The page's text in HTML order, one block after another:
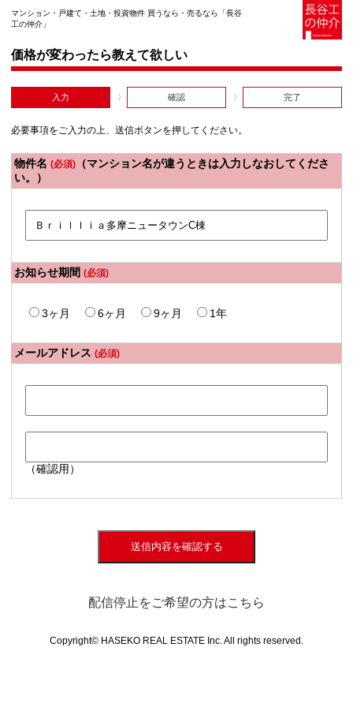
マンション・戸建て・土地・投資物件 買うなら・売るなら「長谷
工の仲介」
価格が変わったら教えて欲しい
入力 確認 完了
必要事項をご入力の上、送信ボタンを押してください。
物件名 (必須) （マンション名が違うときは入力しなおしてくださ
い。）
お知らせ期間 (必須)
3ヶ月 6ヶ月 9ヶ月 1年
メールアドレス (必須)
（確認用）
送信内容を確認する
配信停止をご希望の方はこちら
Copyright© HASEKO REAL ESTATE Inc. All rights reserved.